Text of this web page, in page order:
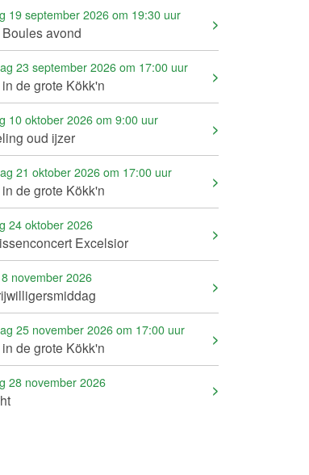
19 september 2026 om 19:30 uur
avond
23 september 2026 om 17:00 uur
de grote Kökk'n
10 oktober 2026 om 9:00 uur
oud ijzer
21 oktober 2026 om 17:00 uur
de grote Kökk'n
24 oktober 2026
Excelsior
november 2026
25 november 2026 om 17:00 uur
de grote Kökk'n
28 november 2026